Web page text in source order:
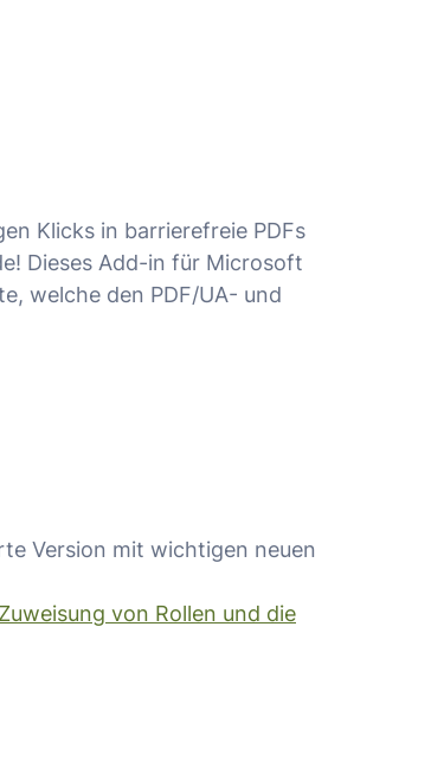
Klicks in barrierefreie PDFs
Dieses Add-in für Microsoft
welche den PDF/UA- und
Version mit wichtigen neuen
Zuweisung von Rollen und die